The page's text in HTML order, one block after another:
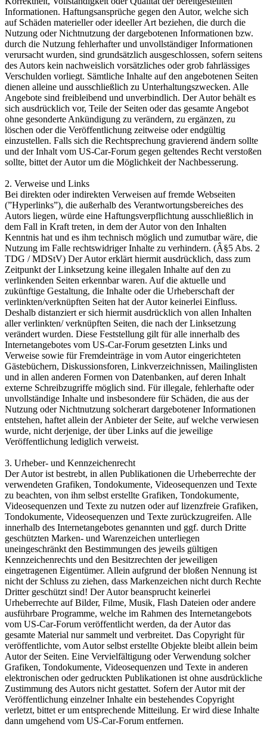
Informationen. Haftungsansprüche gegen den Autor, welche sich
auf Schäden materieller oder ideeller Art beziehen, die durch die
Nutzung oder Nichtnutzung der dargebotenen Informationen bzw.
durch die Nutzung fehlerhafter und unvollständiger Informationen
verursacht wurden, sind grundsätzlich ausgeschlossen, sofern seitens
des Autors kein nachweislich vorsätzliches oder grob fahrlässiges
Verschulden vorliegt. Sämtliche Inhalte auf den angebotenen Seiten
dienen alleine und ausschließlich zu Unterhaltungszwecken. Alle
Angebote sind freibleibend und unverbindlich. Der Autor behält es
sich ausdrücklich vor, Teile der Seiten oder das gesamte Angebot
ohne gesonderte Ankündigung zu verändern, zu ergänzen, zu
löschen oder die Veröffentlichung zeitweise oder endgültig
einzustellen. Falls sich die Rechtsprechung gravierend ändern sollte
und der Inhalt vom US-Car-Forum gegen geltendes Recht verstoßen
sollte, bittet der Autor um die Möglichkeit der Nachbesserung.
2. Verweise und Links
Bei direkten oder indirekten Verweisen auf fremde Webseiten
(”Hyperlinks”), die außerhalb des Verantwortungsbereiches des
Autors liegen, würde eine Haftungsverpflichtung ausschließlich in
dem Fall in Kraft treten, in dem der Autor von den Inhalten
Kenntnis hat und es ihm technisch möglich und zumutbar wäre, die
Nutzung im Falle rechtswidriger Inhalte zu verhindern. (Â§5 Abs. 2
TDG / MDStV) Der Autor erklärt hiermit ausdrücklich, dass zum
Zeitpunkt der Linksetzung keine illegalen Inhalte auf den zu
verlinkenden Seiten erkennbar waren. Auf die aktuelle und
zukünftige Gestaltung, die Inhalte oder die Urheberschaft der
verlinkten/verknüpften Seiten hat der Autor keinerlei Einfluss.
Deshalb distanziert er sich hiermit ausdrücklich von allen Inhalten
aller verlinkten/ verknüpften Seiten, die nach der Linksetzung
verändert wurden. Diese Feststellung gilt für alle innerhalb des
Internetangebotes vom US-Car-Forum gesetzten Links und
Verweise sowie für Fremdeinträge in vom Autor eingerichteten
Gästebüchern, Diskussionsforen, Linkverzeichnissen, Mailinglisten
und in allen anderen Formen von Datenbanken, auf deren Inhalt
externe Schreibzugriffe möglich sind. Für illegale, fehlerhafte oder
unvollständige Inhalte und insbesondere für Schäden, die aus der
Nutzung oder Nichtnutzung solcherart dargebotener Informationen
entstehen, haftet allein der Anbieter der Seite, auf welche verwiesen
wurde, nicht derjenige, der über Links auf die jeweilige
Veröffentlichung lediglich verweist.
3. Urheber- und Kennzeichenrecht
Der Autor ist bestrebt, in allen Publikationen die Urheberrechte der
verwendeten Grafiken, Tondokumente, Videosequenzen und Texte
zu beachten, von ihm selbst erstellte Grafiken, Tondokumente,
Videosequenzen und Texte zu nutzen oder auf lizenzfreie Grafiken,
Tondokumente, Videosequenzen und Texte zurückzugreifen. Alle
innerhalb des Internetangebotes genannten und ggf. durch Dritte
geschützten Marken- und Warenzeichen unterliegen
uneingeschränkt den Bestimmungen des jeweils gültigen
Kennzeichenrechts und den Besitzrechten der jeweiligen
eingetragenen Eigentümer. Allein aufgrund der bloßen Nennung ist
nicht der Schluss zu ziehen, dass Markenzeichen nicht durch Rechte
Dritter geschützt sind! Der Autor beansprucht keinerlei
Urheberrechte auf Bilder, Filme, Musik, Flash Dateien oder andere
ausführbare Programme, welche im Rahmen des Internetangebots
vom US-Car-Forum veröffentlicht werden, da der Autor das
gesamte Material nur sammelt und verbreitet. Das Copyright für
veröffentlichte, vom Autor selbst erstellte Objekte bleibt allein beim
Autor der Seiten. Eine Vervielfältigung oder Verwendung solcher
Grafiken, Tondokumente, Videosequenzen und Texte in anderen
elektronischen oder gedruckten Publikationen ist ohne ausdrückliche
Zustimmung des Autors nicht gestattet. Sofern der Autor mit der
Veröffentlichung einzelner Inhalte ein bestehendes Copyright
verletzt, bittet er um entsprechende Mitteilung. Er wird diese Inhalte
dann umgehend vom US-Car-Forum entfernen.